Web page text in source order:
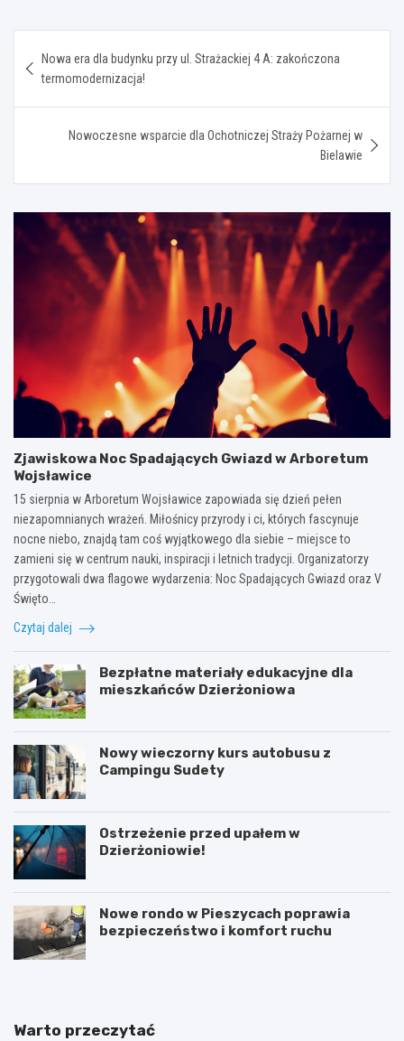
wpisu
Nowa era dla budynku przy ul. Strażackiej 4 A: zakończona
termomodernizacja!
Nowoczesne wsparcie dla Ochotniczej Straży Pożarnej w
Bielawie
Zjawiskowa Noc Spadających Gwiazd w Arboretum
Wojsławice
15 sierpnia w Arboretum Wojsławice zapowiada się dzień pełen
niezapomnianych wrażeń. Miłośnicy przyrody i ci, których fascynuje
nocne niebo, znajdą tam coś wyjątkowego dla siebie – miejsce to
zamieni się w centrum nauki, inspiracji i letnich tradycji. Organizatorzy
przygotowali dwa flagowe wydarzenia: Noc Spadających Gwiazd oraz V
Święto…
Czytaj dalej
Bezpłatne materiały edukacyjne dla
mieszkańców Dzierżoniowa
Nowy wieczorny kurs autobusu z
Campingu Sudety
Ostrzeżenie przed upałem w
Dzierżoniowie!
Nowe rondo w Pieszycach poprawia
bezpieczeństwo i komfort ruchu
Warto przeczytać